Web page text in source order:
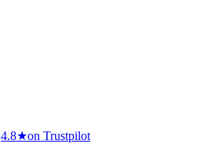
4.8★on Trustpilot